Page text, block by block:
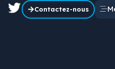
Contactez-nous